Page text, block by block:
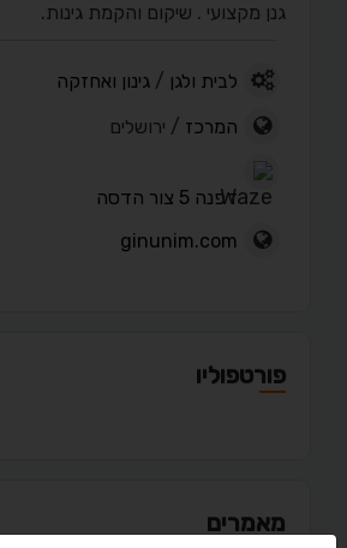
גנן מקצועי . שיקום והקמת גינות.
לבית ולגן / גינון ואחזקה
המרכז / ירושלים
דפנה 5 צור הדסה
ginunim.com
פורטפוליו
מאמרים